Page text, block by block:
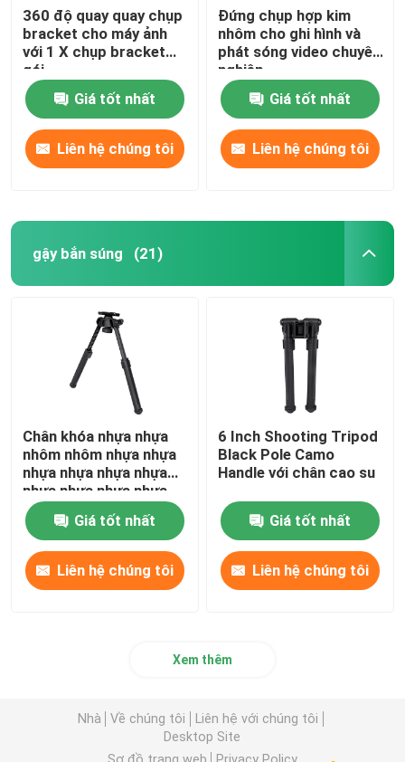
360 độ quay quay chụp
bracket cho máy ảnh
với 1 X chụp bracket
gói
Giá tốt nhất
Liên hệ chúng tôi
Đứng chụp hợp kim
nhôm cho ghi hình và
phát sóng video chuyên
nghiệp
Giá tốt nhất
Liên hệ chúng tôi
gậy bắn súng (21)
Chân khóa nhựa nhựa
nhôm nhôm nhựa nhựa
nhựa nhựa nhựa nhựa
nhựa nhựa nhựa nhựa
nhựa nhựa nhựa nhựa
nhựa nhựa nhựa nhựa
nhựa nhôm nhôm nhôm
nhôm nhôm nhôm nhôm
nhôm nhôm nhôm nhôm
Giá tốt nhất
Liên hệ chúng tôi
6 Inch Shooting Tripod
Black Pole Camo
Handle với chân cao su
Giá tốt nhất
Liên hệ chúng tôi
Xem thêm
Nhà Về chúng tôi
Liên hệ với chúng tôi
Desktop Site
Sơ đồ trang web
Privacy Policy